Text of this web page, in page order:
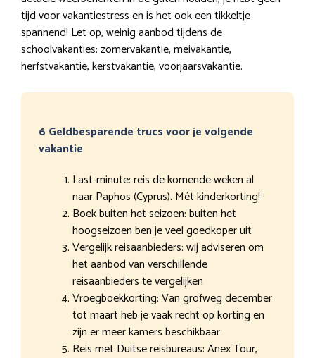
tijd voor vakantiestress en is het ook een tikkeltje
spannend! Let op, weinig aanbod tijdens de
schoolvakanties: zomervakantie, meivakantie,
herfstvakantie, kerstvakantie, voorjaarsvakantie.
6 Geldbesparende trucs voor je volgende
vakantie
Last-minute: reis de komende weken al
naar Paphos (Cyprus). Mét kinderkorting!
Boek buiten het seizoen: buiten het
hoogseizoen ben je veel goedkoper uit
Vergelijk reisaanbieders: wij adviseren om
het aanbod van verschillende
reisaanbieders te vergelijken
Vroegboekkorting: Van grofweg december
tot maart heb je vaak recht op korting en
zijn er meer kamers beschikbaar
Reis met Duitse reisbureaus: Anex Tour,